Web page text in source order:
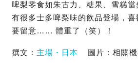
啤梨零食如朱古力、糖果、雪糕
有很多士多啤梨味的飲品登場，
要留意…… 體重了（笑）！
撰文： 主場・日本 圖片：相關機